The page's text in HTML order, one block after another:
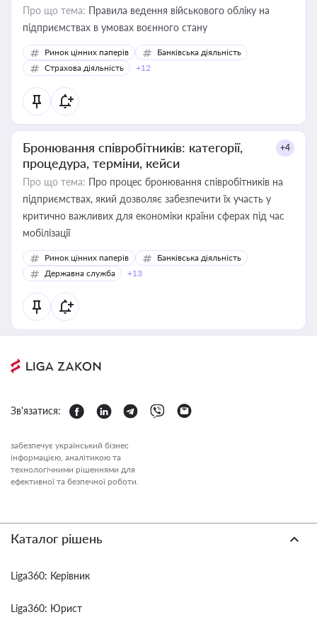
Про що тема: Правила ведення військового обліку на
підприємствах в умовах воєнного стану
Ринок цінних паперів
Банківська діяльність
Страхова діяльність
+12
Бронювання співробітників: категорії,
процедура, терміни, кейси
+4
Про що тема: Про процес бронювання співробітників на
підприємствах, який дозволяє забезпечити їх участь у
критично важливих для економіки країни сферах під час
мобілізації
Ринок цінних паперів
Банківська діяльність
Державна служба
+13
Зв'язатися:
забезпечує український бізнес
інформацією, аналітикою та
технологічними рішеннями для
ефективної та безпечної роботи.
Каталог рішень
Liga360: Керівник
Liga360: Юрист